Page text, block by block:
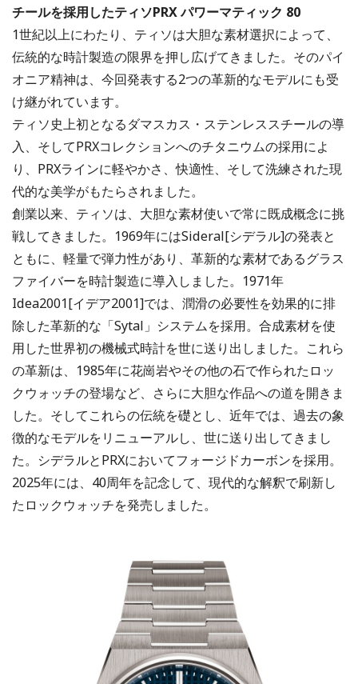
チールを採用したティソPRX パワーマティック 80
1世紀以上にわたり、ティソは大胆な素材選択によって、
伝統的な時計製造の限界を押し広げてきました。そのパイ
オニア精神は、今回発表する2つの革新的なモデルにも受
け継がれています。
ティソ史上初となるダマスカス・ステンレススチールの導
入、そしてPRXコレクションへのチタニウムの採用によ
り、PRXラインに軽やかさ、快適性、そして洗練された現
代的な美学がもたらされました。
創業以来、ティソは、大胆な素材使いで常に既成概念に挑
戦してきました。1969年にはSideral[シデラル]の発表と
ともに、軽量で弾力性があり、革新的な素材であるグラス
ファイバーを時計製造に導入しました。1971年
Idea2001[イデア2001]では、潤滑の必要性を効果的に排
除した革新的な「Sytal」システムを採用。合成素材を使
用した世界初の機械式時計を世に送り出しました。これら
の革新は、1985年に花崗岩やその他の石で作られたロッ
クウォッチの登場など、さらに大胆な作品への道を開きま
した。そしてこれらの伝統を礎とし、近年では、過去の象
徴的なモデルをリニューアルし、世に送り出してきまし
た。シデラルとPRXにおいてフォージドカーボンを採用。
2025年には、40周年を記念して、現代的な解釈で刷新し
たロックウォッチを発売しました。